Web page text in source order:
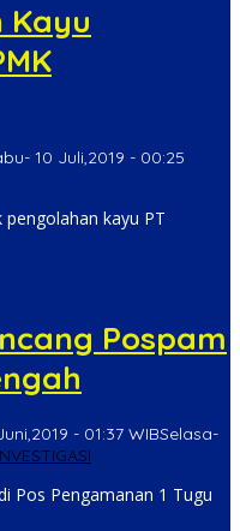
Kayu
10 Juli,2019 - 00:25
kayu PT
Pospam
- 01:37 WIBSelasa-
Pos Pengamanan 1 Tugu